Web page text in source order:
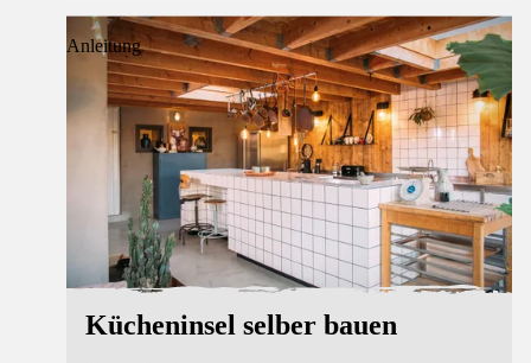
Anleitung
Kücheninsel selber bauen